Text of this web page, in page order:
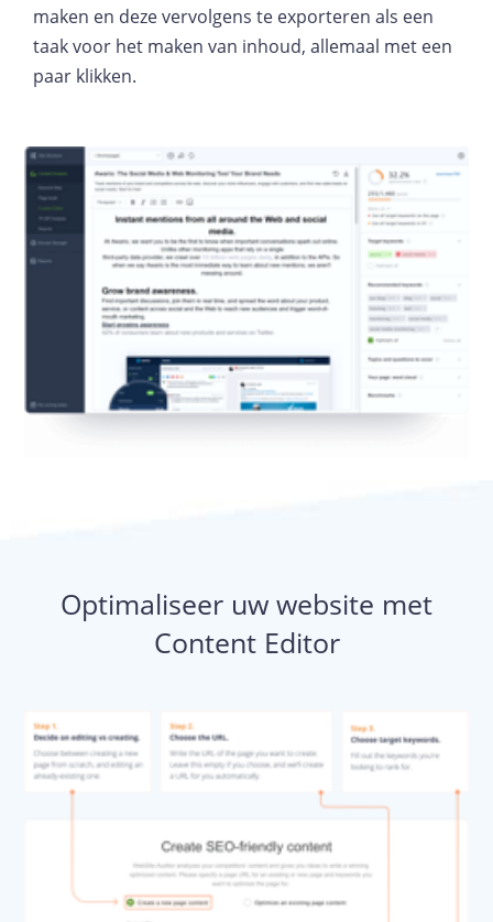
maken en deze vervolgens te exporteren als een
taak voor het maken van inhoud, allemaal met een
paar klikken.
Optimaliseer uw website met
Content Editor